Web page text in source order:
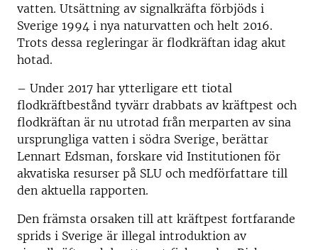
vatten. Utsättning av signalkräfta förbjöds i
Sverige 1994 i nya naturvatten och helt 2016.
Trots dessa regleringar är flodkräftan idag akut
hotad.
– Under 2017 har ytterligare ett tiotal
flodkräftbestånd tyvärr drabbats av kräftpest och
flodkräftan är nu utrotad från merparten av sina
ursprungliga vatten i södra Sverige, berättar
Lennart Edsman, forskare vid Institutionen för
akvatiska resurser på SLU och medförfattare till
den aktuella rapporten.
Den främsta orsaken till att kräftpest fortfarande
sprids i Sverige är illegal introduktion av